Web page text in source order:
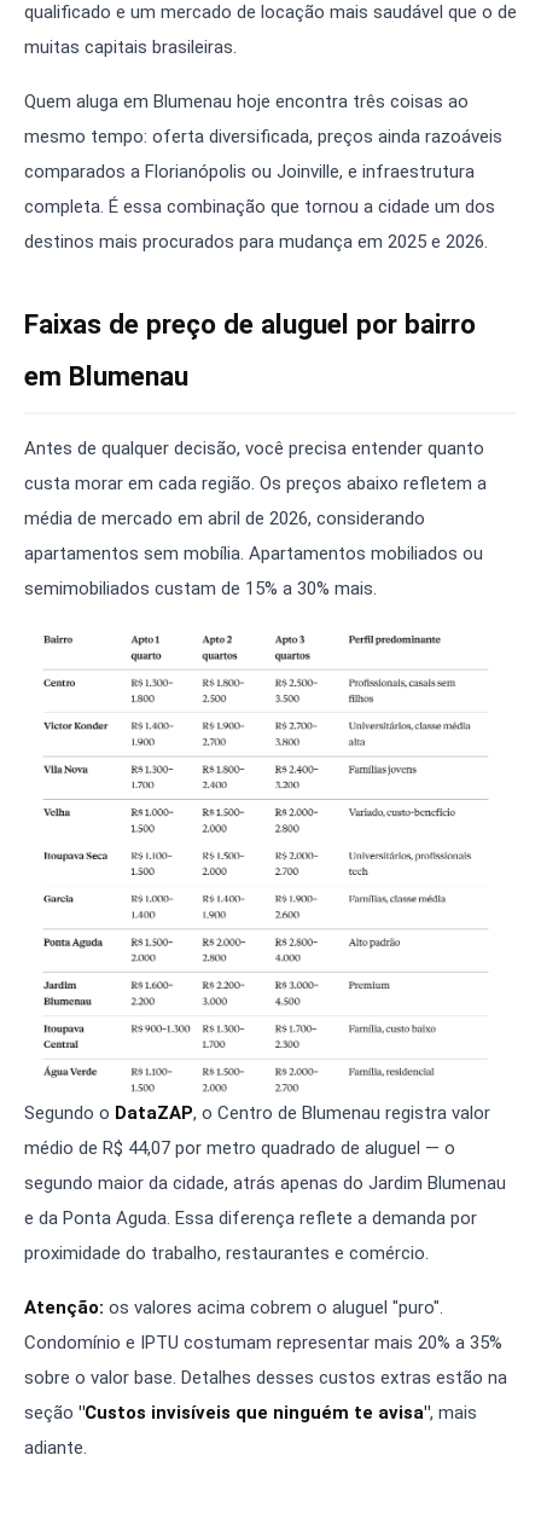
qualificado e um mercado de locação mais saudável que o de
muitas capitais brasileiras.
Quem aluga em Blumenau hoje encontra três coisas ao
mesmo tempo: oferta diversificada, preços ainda razoáveis
comparados a Florianópolis ou Joinville, e infraestrutura
completa. É essa combinação que tornou a cidade um dos
destinos mais procurados para mudança em 2025 e 2026.
Faixas de preço de aluguel por bairro
em Blumenau
Antes de qualquer decisão, você precisa entender quanto
custa morar em cada região. Os preços abaixo refletem a
média de mercado em abril de 2026, considerando
apartamentos sem mobília. Apartamentos mobiliados ou
semimobiliados custam de 15% a 30% mais.
Segundo o DataZAP, o Centro de Blumenau registra valor
médio de R$ 44,07 por metro quadrado de aluguel — o
segundo maior da cidade, atrás apenas do Jardim Blumenau
e da Ponta Aguda. Essa diferença reflete a demanda por
proximidade do trabalho, restaurantes e comércio.
Atenção: os valores acima cobrem o aluguel "puro".
Condomínio e IPTU costumam representar mais 20% a 35%
sobre o valor base. Detalhes desses custos extras estão na
seção "Custos invisíveis que ninguém te avisa", mais
adiante.